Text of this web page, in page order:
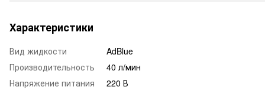
Характеристики
Вид жидкости
AdBlue
Производительность
40 л/мин
Напряжение питания
220 В